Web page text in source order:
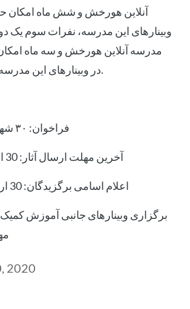
آنلاین هورخش و شش ماه امکان
وبینارهای این مدرسه، نفرات سوم یک
مدرسه آنلاین هورخش و سه ماه
در وبینارهای این مدرسه اهداه می‌شود.
فراخوان: ۳۰ شهریور ماه ۱۳۹۹
آخرین مهلت ارسال آثار: 30 اسفندماه ۱۳۹۹
اعلام اسامی برگزیدگان: 30 اردیبهشت 1400
برگزاری وبینارهای جانبی آموزش
2020